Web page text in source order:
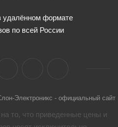
удалённом формате
по всей России
Электроникс - официальный сайт
то, что приведенные цены и